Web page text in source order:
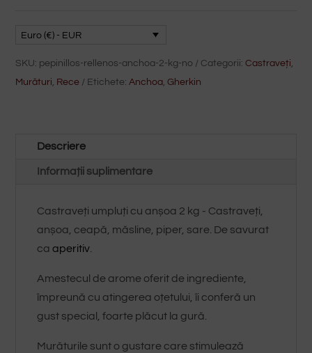
Euro (€) - EUR
SKU: pepinillos-rellenos-anchoa-2-kg-no Categorii:Castraveți,
Murături, Rece Etichete:Anchoa,Gherkin
Descriere
Informații suplimentare
Castraveți umpluți cu anșoa 2 kg - Castraveți,
anșoa, ceapă, măsline, piper, sare. De savurat
caaperitiv
Amestecul de arome oferit de ingrediente,
împreună cu atingerea oțetului, îi conferă un
gust special, foarte plăcut la gură.
Murăturile sunt o gustare care stimulează